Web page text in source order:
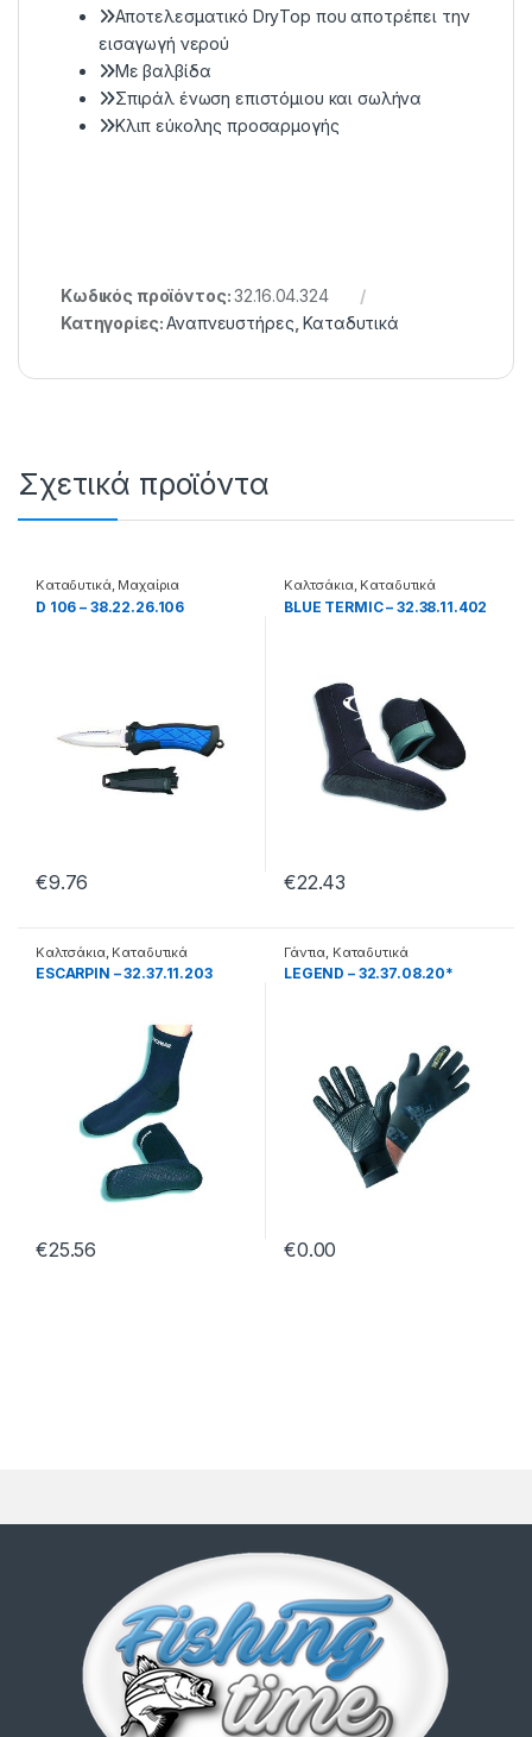
Αποτελεσματικό DryTop που αποτρέπει την
εισαγωγή νερού
Mε βαλβίδα
Σπιράλ ένωση επιστόμιου και σωλήνα
Κλιπ εύκολης προσαρμογής
Κωδικός προϊόντος:32.16.04.324
Κατηγορίες:Αναπνευστήρες ,Καταδυτικά
Σχετικά προϊόντα
Καταδυτικά, Μαχαίρια
D 106 – 38.22.26.106
€9.76
Καλτσάκια, Καταδυτικά
BLUE TERMIC – 32.38.11.402
€22.43
Καλτσάκια, Καταδυτικά
ESCARPIN – 32.37.11.203
€25.56
Γάντια Καταδυτικά
LEGEND – 32.37.08.20*
€0.00